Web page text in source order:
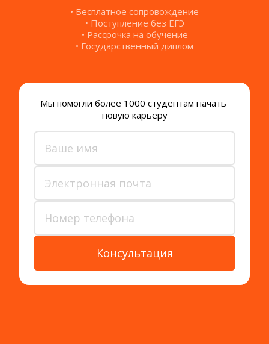
• Бесплатное сопровождение
• Поступление без ЕГЭ
• Рассрочка на обучение
• Государственный диплом
Мы помогли более 1000 студентам начать
новую карьеру
Консультация